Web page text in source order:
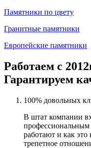
Памятники по цвету
Гранитные памятники
Европейские памятники
Работаем с
Гарантируем
100% довольных
В штат компании
работают и как
трепетное